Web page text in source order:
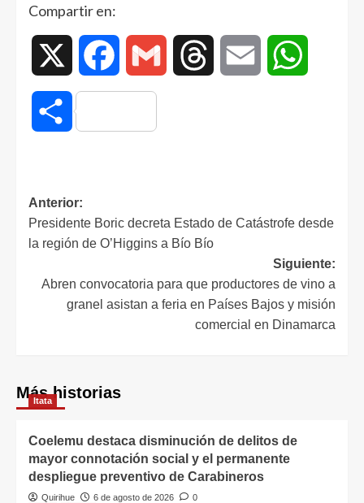
Compartir en:
Facebook Gmail Threads Email
Compartir
Anterior:
Presidente Boric decreta Estado de Catástrofe desde
la región de O’Higgins a Bío Bío
Siguiente:
Abren convocatoria para que productores de vino a
granel asistan a feria en Países Bajos y misión
comercial en Dinamarca
Más historias
Itata
Coelemu destaca disminución de delitos de
mayor connotación social y el permanente
despliegue preventivo de Carabineros
Quirihue 6 de agosto de 2026
0